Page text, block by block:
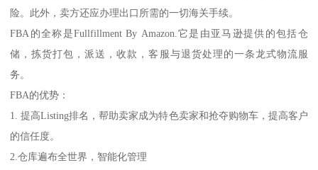
险。此外，卖方还应办理出口所需的一切海关手续。
FBA的全称是Fullfillment By Amazon.它是由亚马逊提供的包括仓
储，拣货打包，派送，收款，客服与退货处理的一条龙式物流服
务。
FBA的优势：
1. 提高Listing排名，帮助卖家成为特色卖家和抢夺购物车，提高客户
的信任度。
2.仓库遍布全世界，智能化管理